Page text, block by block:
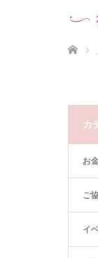
カ
お
ご
イ